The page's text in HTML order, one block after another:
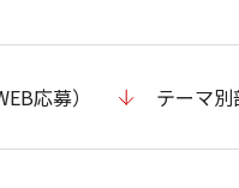
応募） テーマ